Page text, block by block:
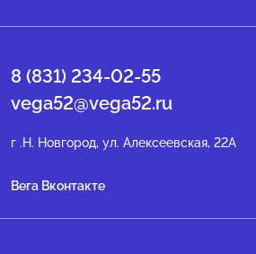
8 (831) 234-02-55
vega52@vega52.ru
г .Н. Новгород, ул. Алексеевская, 22А
Вега Вконтакте